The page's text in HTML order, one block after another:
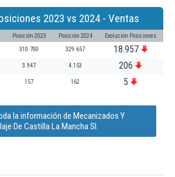
2023 vs 2024 - Ventas
Posición 2023 Posición 2024 Evolución Posiciones
310.700 329.657 18.957
3.947 4.153 206
157 162 5
la información de Mecanizados Y
De Castilla La Mancha Sl.